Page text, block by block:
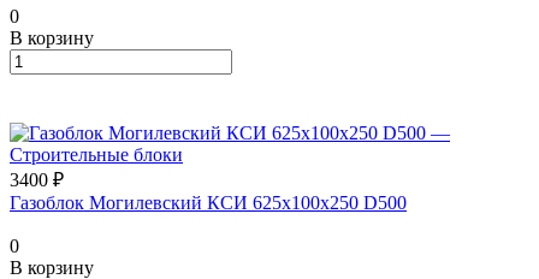
0
В корзину
3400 ₽
Газоблок Могилевский КСИ 625х100х250 D500
0
В корзину